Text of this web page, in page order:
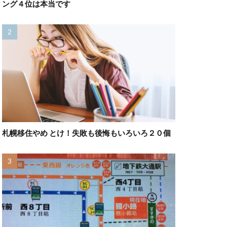
ング４位は本当です
札幌移住やめ とけ！失敗も後悔もいろいろ２０個